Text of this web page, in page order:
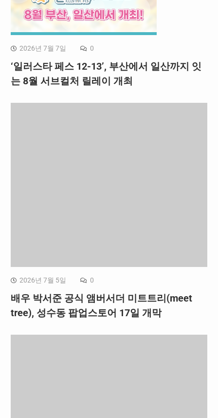
2026년 7월 7일 0
‘일러스타 페스 12-13’, 부산에서 일산까지 잇
는 8월 서브컬처 릴레이 개최
2026년 7월 5일 0
배우 박서준 공식 앰버서더 미트트리(meet
tree), 성수동 팝업스토어 17일 개막